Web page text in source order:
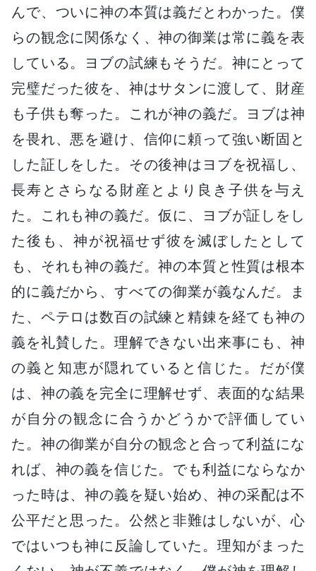
んで、ついに神の本質は義だとわかった。僕
らの観念に関係なく、神の御業は常に義を表
している。ヨブの試練もそうだ。神にとって
完璧だった彼を、神はサタンに渡して、財産
も子供も奪った。これが神の義だ。ヨブは神
を畏れ、悪を避け、信仰に頼って強い断固と
した証しをした。その後神はヨブを祝福し、
長寿とさらなる財産とより良き子供を与え
た。これも神の義だ。仮に、ヨブが証しをし
た後も、神が祝福せず彼を滅ぼしたとして
も、それも神の義だ。神の本質と性質は根本
的に義だから、すべての御業が義なんだ。ま
た、ペテロは数百の試練と精錬を経ても神の
義を礼賛した。理解できない出来事にも、神
の義と知恵が隠れていると信じた。だが僕
は、神の義を完全に理解せず、表面的な結果
が自分の観念に合うかどうかで評価してい
た。神の御業が自分の観念と合って利益にな
れば、神の義を信じた。でも利益にならなか
った時は、神の義を疑い始め、神の采配は不
公平だと思った。公然と非難はしないが、心
ではいつも神に反論していた。理知がまった